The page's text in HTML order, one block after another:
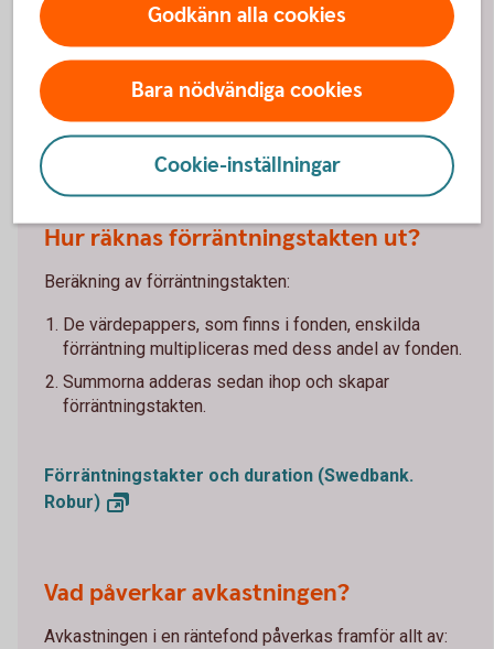
marknadsräntor. Förräntningstakten uppdateras en
gång i månaden. I angivna förräntningstakter är alla
avgifter redan dragna.
Förräntningstakten är på tapeten
(swedbank-aktiellt.se)
Hur räknas förräntningstakten ut?
Beräkning av förräntningstakten:
De värdepappers, som finns i fonden, enskilda
förräntning multipliceras med dess andel av fonden.
Summorna adderas sedan ihop och skapar
förräntningstakten.
Förräntningstakter och duration (Swedbank.
Robur)
Vad påverkar avkastningen?
Avkastningen i en räntefond påverkas framför allt av:
Godkänn alla cookies
Bara nödvändiga cookies
Cookie-inställningar